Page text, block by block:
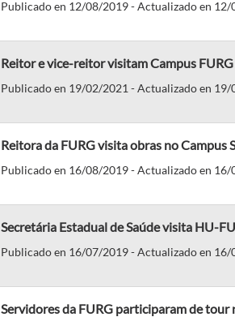
Publicado en 12/08/2019 - Actualizado en
Reitor e vice-reitor visitam Campus
Publicado en 19/02/2021 - Actualizado en
Reitora da FURG visita obras no
Publicado en 16/08/2019 - Actualizado en
Secretária Estadual de Saúde visita HU-
Publicado en 16/07/2019 - Actualizado en
Servidores da FURG participaram de tour